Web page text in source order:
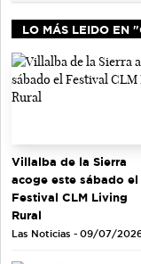
LO MÁS LEIDO EN
Villalba de la Sierra
acoge este sábado el
Festival CLM Living
Rural
Las Noticias - 09/07/